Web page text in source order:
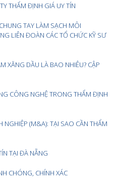
THẨM ĐỊNH GIÁ UY TÍN
TAY LÀM SẠCH MÔI
LIÊN ĐOÀN CÁC TỔ CHỨC KỸ SƯ
XĂNG DẦU LÀ BAO NHIÊU? CẬP
CÔNG NGHỆ TRONG THẨM ĐỊNH
NGHIỆP (M&A): TẠI SAO CẦN THẨM
TẠI ĐÀ NẴNG
CHÓNG, CHÍNH XÁC